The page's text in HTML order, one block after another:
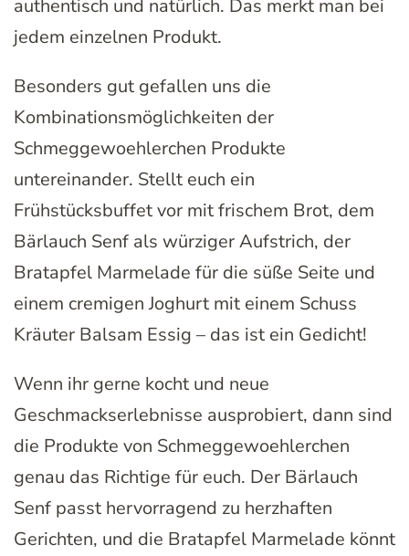
authentisch und natürlich. Das merkt man bei
jedem einzelnen Produkt.
Besonders gut gefallen uns die
Kombinationsmöglichkeiten der
Schmeggewoehlerchen Produkte
untereinander. Stellt euch ein
Frühstücksbuffet vor mit frischem Brot, dem
Bärlauch Senf als würziger Aufstrich, der
Bratapfel Marmelade für die süße Seite und
einem cremigen Joghurt mit einem Schuss
Kräuter Balsam Essig – das ist ein Gedicht!
Wenn ihr gerne kocht und neue
Geschmackserlebnisse ausprobiert, dann sind
die Produkte von Schmeggewoehlerchen
genau das Richtige für euch. Der Bärlauch
Senf passt hervorragend zu herzhaften
Gerichten, und die Bratapfel Marmelade könnt